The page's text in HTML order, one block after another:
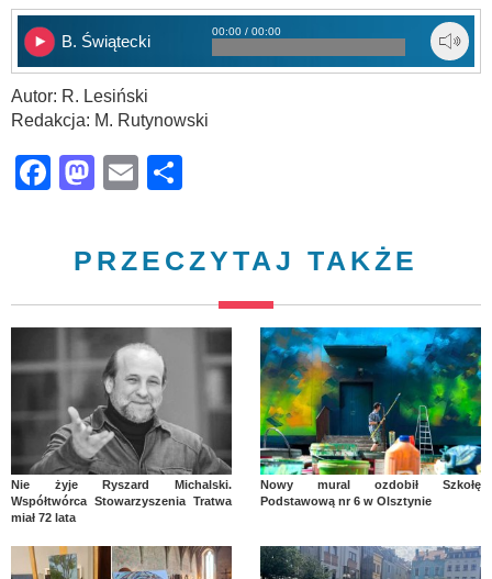
B. Świątecki
00:00 / 00:00
Autor: R. Lesiński
Redakcja: M. Rutynowski
Facebook
Mastodon
Email
PRZECZYTAJ TAKŻE
Nie żyje Ryszard Michalski.
Współtwórca Stowarzyszenia Tratwa
miał 72 lata
Nowy mural ozdobił Szkołę
Podstawową nr 6 w Olsztynie